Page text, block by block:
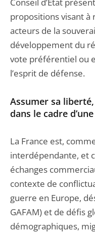
propositions visant
acteurs de la
développement du
vote préférentiel ou
l’esprit de défense.
Assumer sa
dans le cadre
La France est,
interdépendante, et
échanges
contexte de
guerre en Europe,
GAFAM) et de défis
démographiques,